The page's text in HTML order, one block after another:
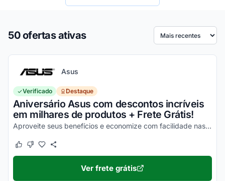
50 ofertas ativas Ordenar por
Asus
Verificado Destaque
Aniversário Asus com descontos incríveis
em milhares de produtos + Frete Grátis!
Aproveite seus benefícios e economize com facilidade nas suas compras!
Este cupom funcionou
Este cupom não funcionou
Ver frete grátis